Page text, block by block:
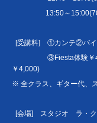
13:50～15:00(70
[受講料] ①カンテ②バ
③Fiesta体験￥4,700
￥4,000)
※ 全クラス、ギター代、
[会場] スタジオ ラ・ク